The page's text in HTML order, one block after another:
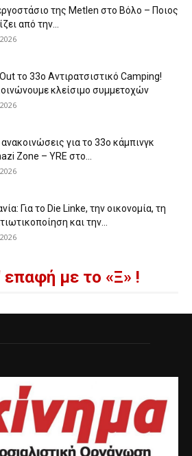
της Metlen στο Βόλο – Ποιος
από την...
το 33ο Αντιρατσιστικό Camping!
κλείσιμο συμμετοχών
ανακοινώσεις για το 33ο κάμπινγκ
Zone – YRE στο...
Για το Die Linke, την οικονομία, τη
και την...
επαφή με το «Ξ» !